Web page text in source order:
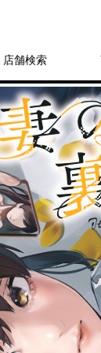
店舗検索
レンタル コミッ
愛妻の
レンタル開始日：